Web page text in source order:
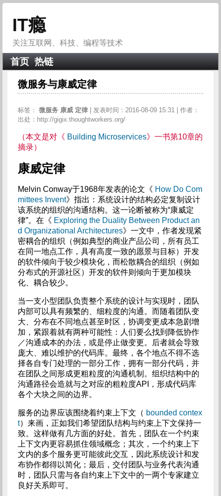
IT瘾
关注互联网、科技、编程等技术
首页 热链
微服务与康威定律
标签： 微服务 康威 定律
| 发表时间：2016-08-09 15:31 | 作者：
出处：http://gigix.thoughtworkers.org/
（本文是对《 Building Microservices》一书第10章的
摘录）
康威定律
Melvin Conway于1968年发表的论文《 How Do Com
mittees Invent》指出：系统设计的结构必定复制设计
该系统的组织的沟通结构。这一论断被称为“康威定
律”。在《 Exploring the Duality Between Product an
d Organizational Architectures》一文中，作者发现紧
密耦合的组织（例如典型的商业产品公司，所有员工
在同一地点工作，具有高度一致的愿景与目标）开发
的软件倾向于较少模块化，而松散耦合的组织（例如
分布式的开源社区）开发的软件则倾向于更加模块
化、耦合较少。
当一支小型团队负责整个系统的设计与实现时，团队
内部可以具有频繁的、细粒度的沟通。而随着团队变
大、分布在不同地点甚至时区，协调变更成本急剧增
加，紧跟着就有两种可能性：人们要么找到降低协作
／沟通成本的办法，或是停止做变更。后者就会导致
庞大、难以维护的代码库。最终，各个地点不得不选
择各自专门处理的一部分工作，拥有一部分代码，并
在团队之间形成更粗粒度的沟通机制。组织结构中的
沟通路径会造就与之对应的粗粒度API，形成代码库
各个大块之间的边界。
服务的边界应该围绕着约束上下文（ bounded contex
t）来画，正如我们希望团队结构与约束上下文保持一
致。这样做有几方面的好处。首先，团队在一个约束
上下文内更容易抓住领域概念；其次，一个约束上下
文内的多个服务更可能彼此交互，因此系统设计和发
布协作都得以简化；最后，交付团队与业务代表沟通
时，团队只需与各自约束上下文中的一两个专家建立
良好关系即可。